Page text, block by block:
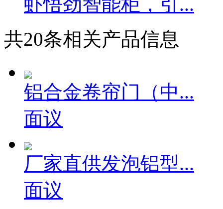
共20条相关产品信息
铝合金卷帘门（中...
面议
厂家直供发泡铝型...
面议